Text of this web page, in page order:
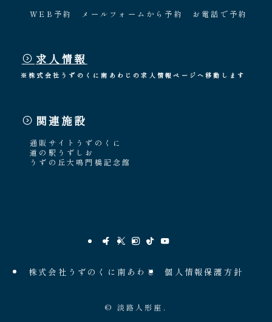
WEB予約 メールフォームから予約 お電話で予約
求人情報
※株式会社うずのくに南あわじの求人情報ページへ移動します
関連施設
通販サイトうずのくに
道の駅うずしお
うずの丘大鳴門橋記念館
株式会社うずのくに南あわじ 個人情報保護方針
© 淡路人形座.